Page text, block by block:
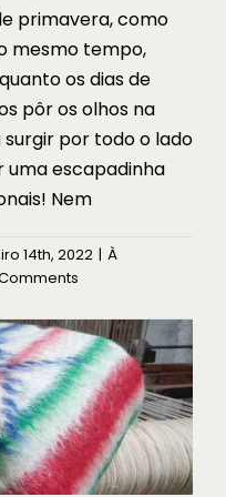
primavera, como
mesmo tempo,
os dias de
pôr os olhos na
por todo o lado
escapadinha
Nem
14th, 2022 | À
Papa